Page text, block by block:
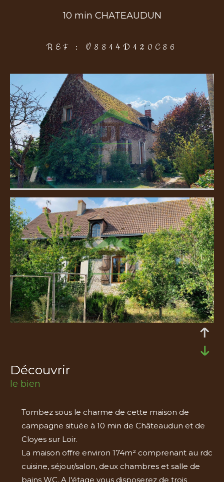
10 min CHATEAUDUN
REF : V8814D120C86
découvrir
le bien
Tombez sous le charme de cette maison de
campagne située à 10 min de Châteaudun et de
Cloyes sur Loir.
La maison offre environ 174m² comprenant au rdc
cuisine, séjour/salon, deux chambres et salle de
bains WC. A l'étage vous disposerez de trois